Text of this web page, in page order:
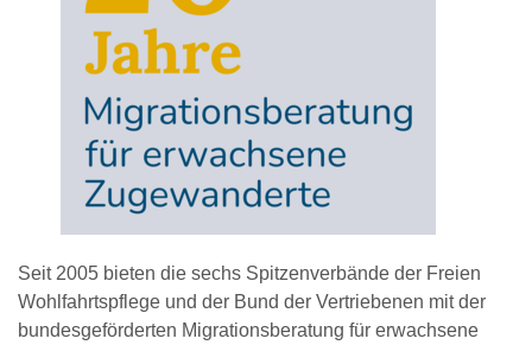
Seit 2005 bieten die sechs Spitzenverbände der Freien
Wohlfahrtspflege und der Bund der Vertriebenen mit der
bundesgeförderten Migrationsberatung für erwachsene